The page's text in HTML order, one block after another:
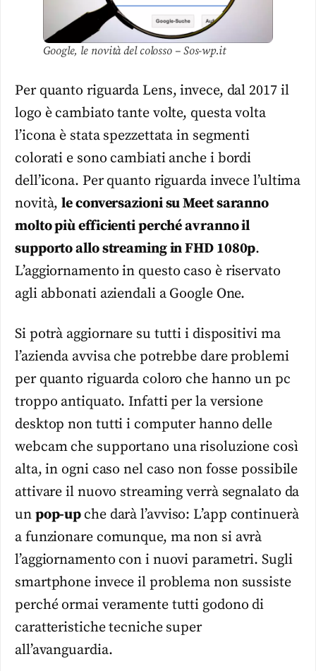
Google, le novità del colosso – Sos-wp.it
Per quanto riguarda Lens, invece, dal 2017 il
logo è cambiato tante volte, questa volta
l’icona è stata spezzettata in segmenti
colorati e sono cambiati anche i bordi
dell’icona. Per quanto riguarda invece l’ultima
novità,le conversazioni su Meet saranno
molto più efficienti perché avranno il
supporto allo streaming in FHD 1080p.
L’aggiornamento in questo caso è riservato
agli abbonati aziendali a Google One.
Si potrà aggiornare su tutti i dispositivi ma
l’azienda avvisa che potrebbe dare problemi
per quanto riguarda coloro che hanno un pc
troppo antiquato. Infatti per la versione
desktop non tutti i computer hanno delle
webcam che supportano una risoluzione così
alta, in ogni caso nel caso non fosse possibile
attivare il nuovo streaming verrà segnalato da
un pop-upche darà l’avviso: L’app continuerà
a funzionare comunque, ma non si avrà
l’aggiornamento con i nuovi parametri. Sugli
smartphone invece il problema non sussiste
perché ormai veramente tutti godono di
caratteristiche tecniche super
all’avanguardia.